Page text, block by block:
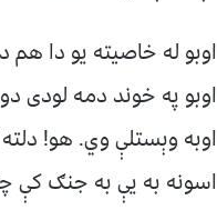
اوبو له خاصیته یو دا
اوبو په خوند دمه لودی
اوبه وېستلې وي. هو!
اسونه به یې به جنګ کې